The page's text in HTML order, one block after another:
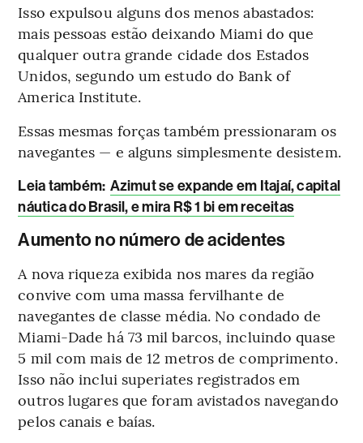
Isso expulsou alguns dos menos abastados:
mais pessoas estão deixando Miami do que
qualquer outra grande cidade dos Estados
Unidos, segundo um estudo do Bank of
America Institute.
Essas mesmas forças também pressionaram os
navegantes — e alguns simplesmente desistem.
Leia também: Azimut se expande em Itajaí, capital
náutica do Brasil, e mira R$ 1 bi em receitas
Aumento no número de acidentes
A nova riqueza exibida nos mares da região
convive com uma massa fervilhante de
navegantes de classe média. No condado de
Miami-Dade há 73 mil barcos, incluindo quase
5 mil com mais de 12 metros de comprimento.
Isso não inclui superiates registrados em
outros lugares que foram avistados navegando
pelos canais e baías.